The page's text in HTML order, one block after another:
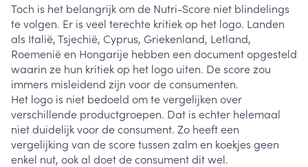
Toch is het belangrijk om de Nutri-Score niet blindelings
te volgen. Er is veel terechte kritiek op het logo. Landen
als Italië, Tsjechië, Cyprus, Griekenland, Letland,
Roemenië en Hongarije hebben een document opgesteld
waarin ze hun kritiek op het logo uiten. De score zou
immers misleidend zijn voor de consumenten.
Het logo is niet bedoeld om te vergelijken over
verschillende productgroepen. Dat is echter helemaal
niet duidelijk voor de consument. Zo heeft een
vergelijking van de score tussen zalm en koekjes geen
enkel nut, ook al doet de consument dit wel.